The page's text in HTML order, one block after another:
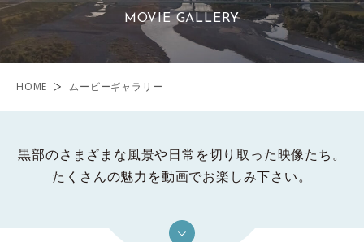
MOVIE GALLERY
HOME ムービーギャラリー
黒部のさまざまな風景や日常を切り取った映像たち。
たくさんの魅力を動画でお楽しみ下さい。